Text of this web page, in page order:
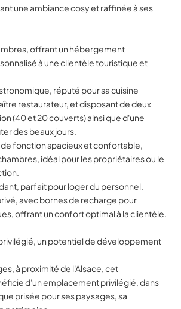
une ambiance cosy et raffinée à ses
offrant un hébergement
à une clientèle touristique et
réputé pour sa cuisine
restaurateur, et disposant de deux
(40 et 20 couverts) ainsi que d'une
des beaux jours.
fonction spacieux et confortable,
idéal pour les propriétaires ou le
parfait pour loger du personnel.
avec bornes de recharge pour
offrant un confort optimal à la clientèle.
un potentiel de développement
à proximité de l'Alsace, cet
d'un emplacement privilégié, dans
prisée pour ses paysages, sa